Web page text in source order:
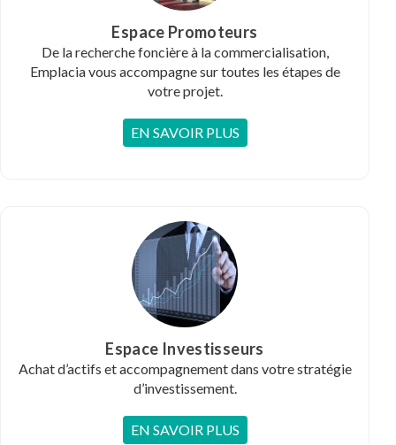
Espace Promoteurs
De la recherche foncière à la commercialisation,
Emplacia vous accompagne sur toutes les étapes de
votre projet.
EN SAVOIR PLUS
Espace Investisseurs
Achat d’actifs et accompagnement dans votre stratégie
d’investissement.
EN SAVOIR PLUS